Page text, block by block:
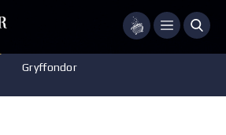
Menu
Gryffondor